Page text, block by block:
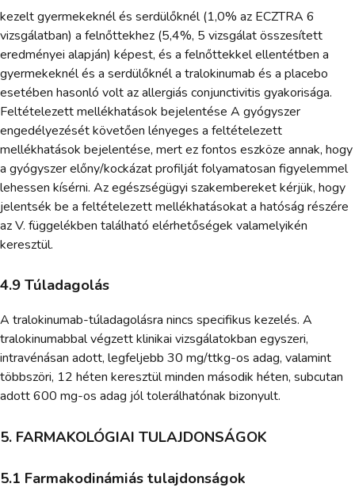
kezelt gyermekeknél és serdülőknél (1,0% az ECZTRA 6
vizsgálatban) a felnőttekhez (5,4%, 5 vizsgálat összesített
eredményei alapján) képest, és a felnőttekkel ellentétben a
gyermekeknél és a serdülőknél a tralokinumab és a placebo
esetében hasonló volt az allergiás conjunctivitis gyakorisága.
Feltételezett mellékhatások bejelentése A gyógyszer
engedélyezését követően lényeges a feltételezett
mellékhatások bejelentése, mert ez fontos eszköze annak, hogy
a gyógyszer előny/kockázat profilját folyamatosan figyelemmel
lehessen kísérni. Az egészségügyi szakembereket kérjük, hogy
jelentsék be a feltételezett mellékhatásokat a hatóság részére
az V. függelékben található elérhetőségek valamelyikén
keresztül.
4.9 Túladagolás
A tralokinumab-túladagolásra nincs specifikus kezelés. A
tralokinumabbal végzett klinikai vizsgálatokban egyszeri,
intravénásan adott, legfeljebb 30 mg/ttkg-os adag, valamint
többszöri, 12 héten keresztül minden második héten, subcutan
adott 600 mg-os adag jól tolerálhatónak bizonyult.
5. FARMAKOLÓGIAI TULAJDONSÁGOK
5.1 Farmakodinámiás tulajdonságok